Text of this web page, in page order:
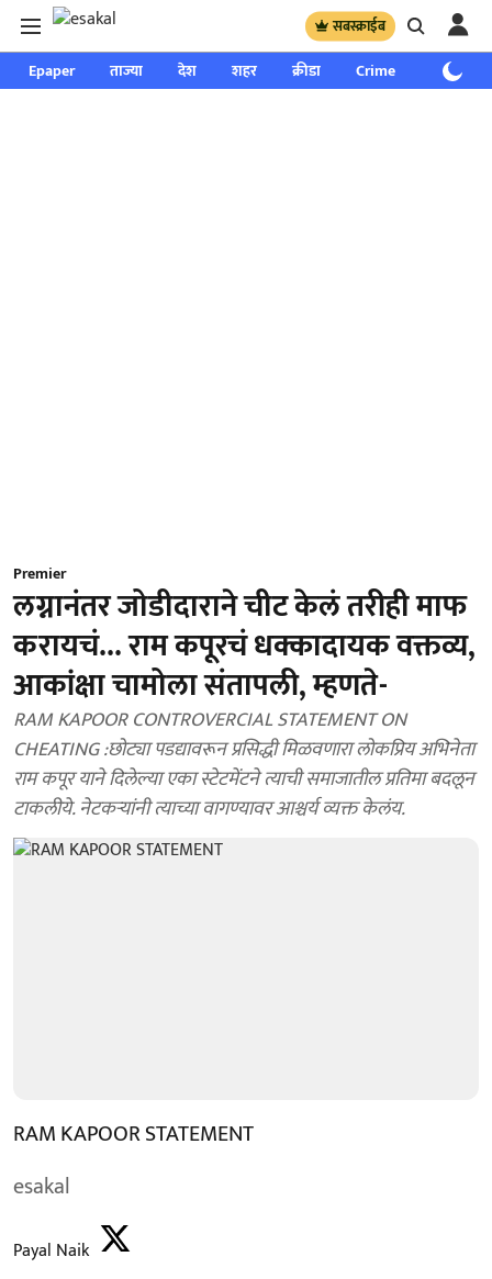
सबस्क्राईब
Epaper ताज्या देश शहर क्रीडा Crime साप्ताहिक
Premier
लग्नानंतर जोडीदाराने चीट केलं तरीही माफ
करायचं... राम कपूरचं धक्कादायक वक्तव्य,
आकांक्षा चामोला संतापली, म्हणते-
RAM KAPOOR CONTROVERCIAL STATEMENT ON
CHEATING :छोट्या पडद्यावरून प्रसिद्धी मिळवणारा लोकप्रिय अभिनेता
राम कपूर याने दिलेल्या एका स्टेटमेंटने त्याची समाजातील प्रतिमा बदलून
टाकलीये. नेटकऱ्यांनी त्याच्या वागण्यावर आश्चर्य व्यक्त केलंय.
RAM KAPOOR STATEMENT
esakal
Payal Naik